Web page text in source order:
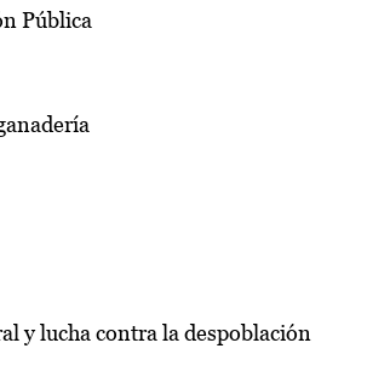
Pública
y lucha contra la despoblación